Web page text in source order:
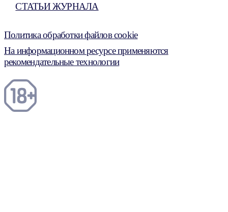
СТАТЬИ ЖУРНАЛА
Политика обработки файлов cookie
На информационном ресурсе применяются
рекомендательные технологии